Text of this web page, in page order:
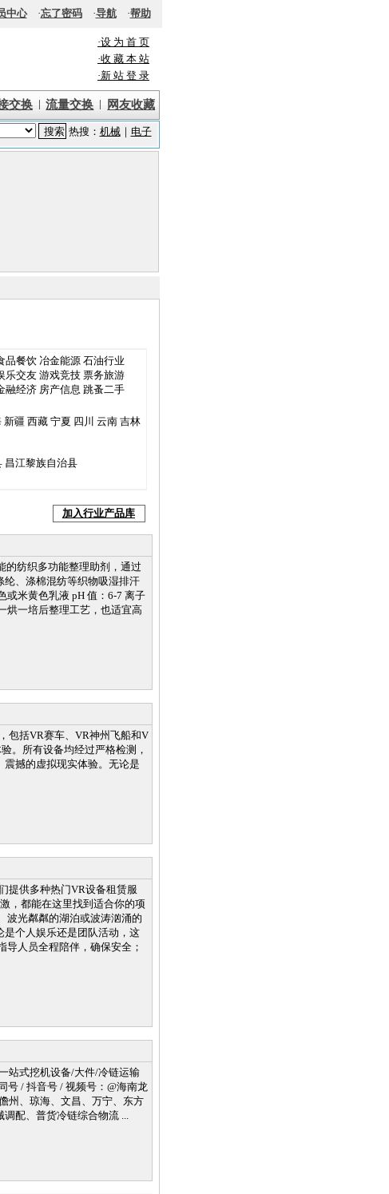
中心·忘了密码·导航·帮助
·设 为 首 页
·收 藏 本 站
·新 站 登 录
交换 | 流量交换 | 网友收藏
品餐饮 冶金能源 石油行业
乐交友 游戏竞技 票务旅游
融经济 房产信息 跳蚤二手
新疆 西藏 宁夏 四川 云南 吉林
昌江黎族自治县
加入行业产品库
的纺织多功能整理助剂，通过
、涤棉混纺等织物吸湿排汗
或米黄色乳液 pH 值：6-7 离子
烘一培后整理工艺，也适宜高
包括VR赛车、VR神州飞船和V
。所有设备均经过严格检测，
撼的虚拟现实体验。无论是
提供多种热门VR设备租赁服
，都能在这里找到适合你的项
波光粼粼的湖泊或波涛汹涌的
是个人娱乐还是团队活动，这
人员全程陪伴，确保安全；
站式挖机设备/大件/冷链运输
号 / 抖音号 / 视频号：@海南龙
州、琼海、文昌、万宁、东方
配、普货冷链综合物流 ...